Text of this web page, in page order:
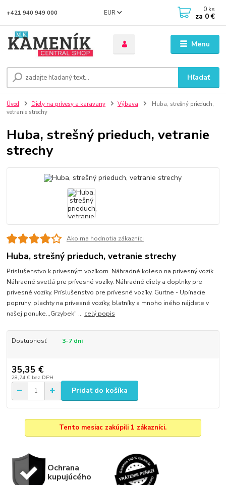
Menu
EUR
Hľadať
+421 940 949 000 0 ks
za 0 €
Úvod Diely na prívesy a karavany Výbava
Huba, strešný prieduch,
vetranie strechy
Huba, strešný prieduch, vetranie
strechy
Ako ma hodnotia zákazníci
Huba, strešný prieduch, vetranie strechy
Príslušenstvo k prívesným vozíkom. Náhradné koleso na prívesný vozík.
Náhradné svetlá pre prívesné vozíky. Náhradné diely a doplnky pre
prívesné vozíky. Príslušenstvo pre prívesné vozíky. Gurtne - Upínacie
popruhy, plachty na prívesné vozíky, blatníky a mnoho iného nájdete v
našej ponuke.,,Grzybek" ... celý popis
Dostupnosť 3-7 dni
35,35 €
28,74 € bez DPH
Pridať do košíka
Tento mesiac zakúpili 1 zákazníci.
Ochrana
kupujúcého